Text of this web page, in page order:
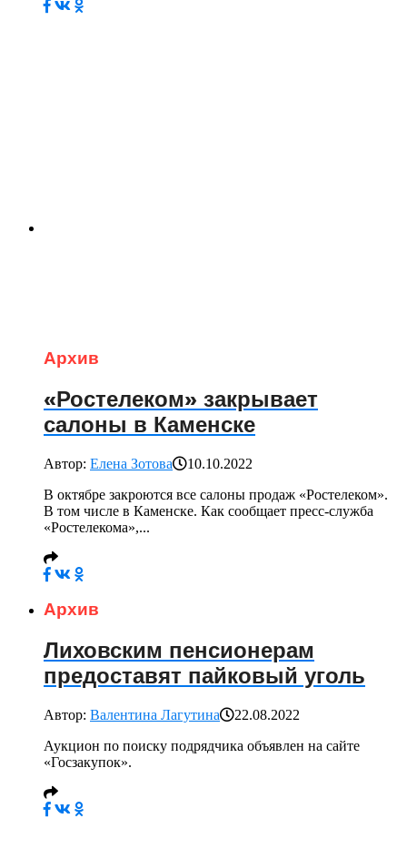
Архив
«Ростелеком» закрывает
салоны в Каменске
Автор: Елена Зотова
10.10.2022
В октябре закроются все салоны продаж «Ростелеком».
В том числе в Каменске. Как сообщает пресс-служба
«Ростелекома»,...
Архив
Лиховским пенсионерам
предоставят пайковый уголь
Автор: Валентина Лагутина
22.08.2022
Аукцион по поиску подрядчика объявлен на сайте
«Госзакупок».